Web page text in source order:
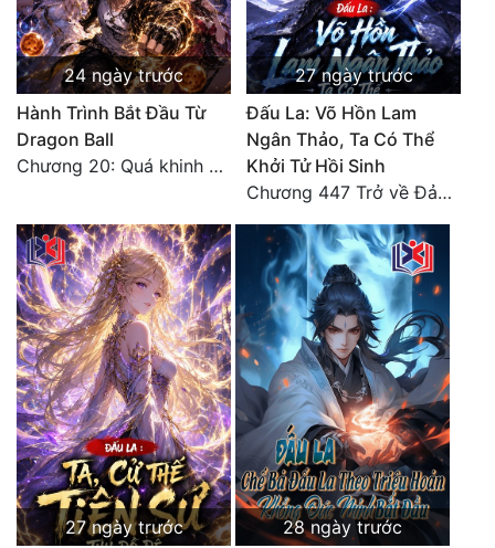
24 ngày trước
Hành Trình Bắt Đầu Từ
Dragon Ball
Chương 20: Quá khinh người
27 ngày trước
Đấu La: Võ Hồn Lam
Ngân Thảo, Ta Có Thể
Khởi Tử Hồi Sinh
Chương 447 Trở về Đảo Hải Thần
27 ngày trước
28 ngày trước